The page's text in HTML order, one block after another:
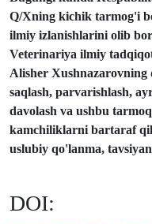
Q/Xning kichik tarmog'i
ilmiy izlanishlarini olib
Veterinariya ilmiy
Alisher
saqlash, parvarishlash,
davolash va ushbu
kamchiliklarni bartaraf
uslubiy qo'lanma,
DOI: